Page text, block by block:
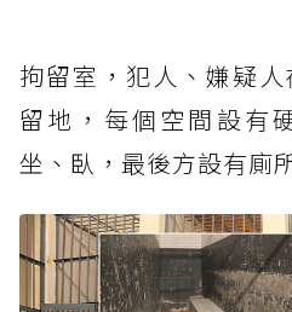
拘留室，犯人、嫌疑
留地，每個空間設有
坐、臥，最後方設有廁